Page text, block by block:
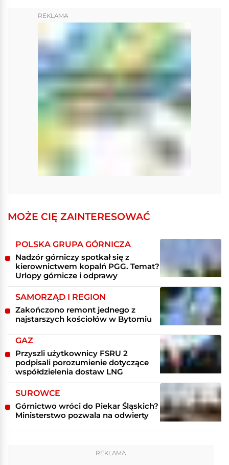
REKLAMA
MOŻE CIĘ ZAINTERESOWAĆ
POLSKA GRUPA GÓRNICZA
Nadzór górniczy spotkał się z
kierownictwem kopalń PGG. Temat?
Urlopy górnicze i odprawy
SAMORZĄD I REGION
Zakończono remont jednego z
najstarszych kościołów w Bytomiu
GAZ
Przyszli użytkownicy FSRU 2
podpisali porozumienie dotyczące
współdzielenia dostaw LNG
SUROWCE
Górnictwo wróci do Piekar Śląskich?
Ministerstwo pozwala na odwierty
REKLAMA